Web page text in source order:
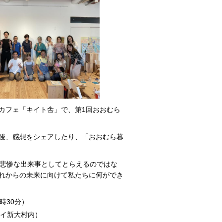
フェ「キイト舎」で、第1回おおむら
、感想をシェアしたり、「おおむら暮
惨な出来事としてとらえるのではな
からの未来に向けて私たちに何ができ
30分）
新大村内）